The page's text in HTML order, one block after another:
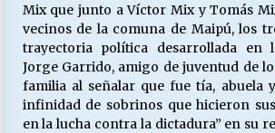
Releyendo la Rerum
cuestión social hoy”.
16/05/2026
S.O.S. a los ricos, Save Our
Mix que junto a Víctor Mix y Tomás
vecinos de la comuna de Maipú, los
trayectoria política desarrollada en
Jorge Garrido, amigo de juventud de
familia al señalar que fue tía, abuela
infinidad de sobrinos que hicieron
en la lucha contra la dictadura” en su